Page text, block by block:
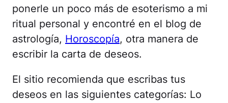
ponerle un poco más de esoterismo a mi
ritual personal y encontré en el blog de
astrología, Horoscopía, otra manera de
escribir la carta de deseos.
El sitio recomienda que escribas tus
deseos en las siguientes categorías: Lo